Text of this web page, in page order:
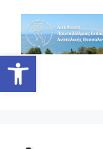
Ανοίξτε τη γραμμή